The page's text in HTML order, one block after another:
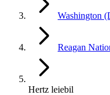
Washington
Reagan
Hertz leiebil